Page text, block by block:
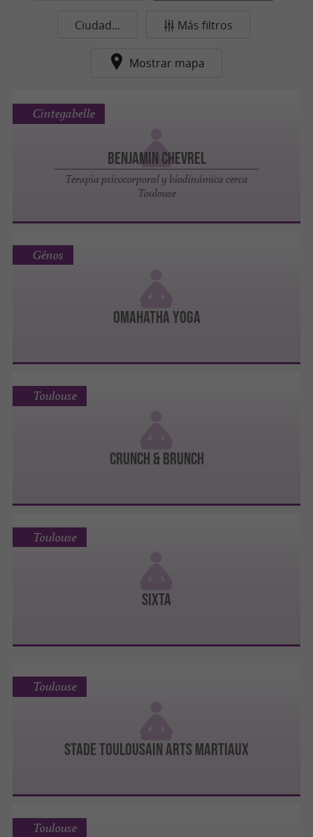
Ciudad... Más filtros
Mostrar mapa
Benjamin Chevrel
Terapia psicocorporal y biodinámica cerca
Toulouse
Cintegabelle
Omahatha Yoga
Génos
Crunch & Brunch
Toulouse
Sixta
Toulouse
Stade Toulousain Arts Martiaux
Toulouse
Toulouse